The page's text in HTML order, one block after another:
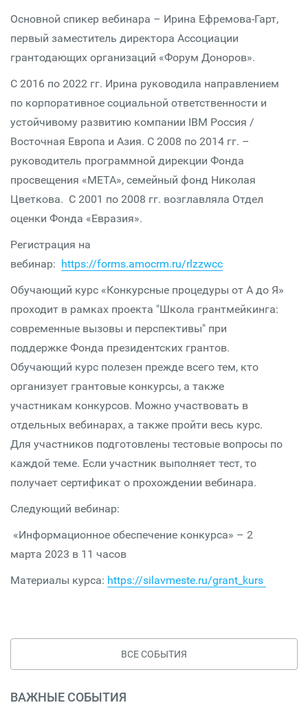
Основной спикер вебинара – Ирина Ефремова-Гарт,
первый заместитель директора Ассоциации
грантодающих организаций «Форум Доноров».
С 2016 по 2022 гг. Ирина руководила направлением
по корпоративное социальной ответственности и
устойчивому развитию компании IBM Россия /
Восточная Европа и Азия. С 2008 по 2014 гг. –
руководитель программной дирекции Фонда
просвещения «МЕТА», семейный фонд Николая
Цветкова. С 2001 по 2008 гг. возглавляла Отдел
оценки Фонда «Евразия».
Регистрация на
вебинар: https://forms.amocrm.ru/rlzzwcc
Обучающий курс «Конкурсные процедуры от А до Я»
проходит в рамках проекта "Школа грантмейкинга:
современные вызовы и перспективы" при
поддержке Фонда президентских грантов.
Обучающий курс полезен прежде всего тем, кто
организует грантовые конкурсы, а также
участникам конкурсов. Можно участвовать в
отдельных вебинарах, а также пройти весь курс.
Для участников подготовлены тестовые вопросы по
каждой теме. Если участник выполняет тест, то
получает сертификат о прохождении вебинара.
Следующий вебинар:
«Информационное обеспечение конкурса» – 2
марта 2023 в 11 часов
Материалы курса: https://silavmeste.ru/grant_kurs
ВСЕ СОБЫТИЯ
ВАЖНЫЕ СОБЫТИЯ